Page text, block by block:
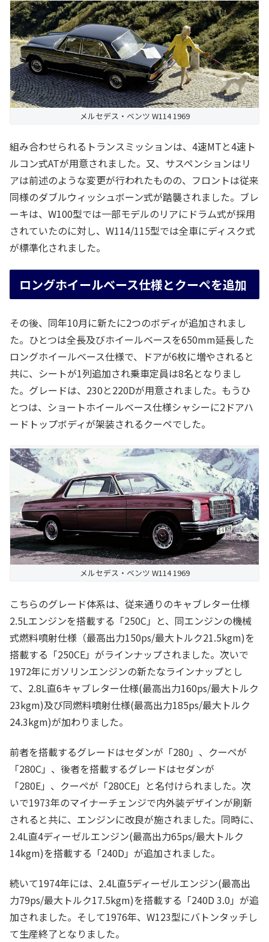
メルセデス・ベンツ W114 1969
組み合わせられるトランスミッションは、4速MTと4速ト
ルコン式ATが用意されました。又、サスペンションはリ
アは前述のような変更が行われたものの、フロントは従来
同様のダブルウィッシュボーン式が踏襲されました。ブレ
ーキは、W100型では一部モデルのリアにドラム式が採用
されていたのに対し、W114/115型では全車にディスク式
が標準化されました。
ロングホイールベース仕様とクーペを追加
その後、同年10月に新たに2つのボディが追加されまし
た。ひとつは全長及びホイールベースを650mm延長した
ロングホイールベース仕様で、ドアが6枚に増やされると
共に、シートが1列追加され乗車定員は8名となりまし
た。グレードは、230と220Dが用意されました。もうひ
とつは、ショートホイールベース仕様シャシーに2ドアハ
ードトップボディが架装されるクーペでした。
メルセデス・ベンツ W114 1969
こちらのグレード体系は、従来通りのキャブレター仕様
2.5Lエンジンを搭載する「250C」と、同エンジンの機械
式燃料噴射仕様（最高出力150ps/最大トルク21.5kgm)を
搭載する「250CE」がラインナップされました。次いで
1972年にガソリンエンジンの新たなラインナップとし
て、2.8L直6キャブレター仕様(最高出力160ps/最大トルク
23kgm)及び同燃料噴射仕様(最高出力185ps/最大トルク
24.3kgm)が加わりました。
前者を搭載するグレードはセダンが「280」、クーペが
「280C」、後者を搭載するグレードはセダンが
「280E」、クーペが「280CE」と名付けられました。次
いで1973年のマイナーチェンジで内外装デザインが刷新
されると共に、エンジンに改良が施されました。同時に、
2.4L直4ディーゼルエンジン(最高出力65ps/最大トルク
14kgm)を搭載する「240D」が追加されました。
続いて1974年には、2.4L直5ディーゼルエンジン(最高出
力79ps/最大トルク17.5kgm)を搭載する「240D 3.0」が追
加されました。そして1976年、W123型にバトンタッチし
て生産終了となりました。